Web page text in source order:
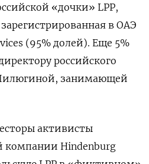
«дочки» LPP,
в ОАЭ
(95% долей). Еще 5%
российского
занимающей
активисты
компании Hindenburg